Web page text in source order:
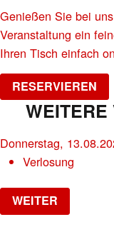
Genießen Sie bei
Veranstaltung ein
Ihren Tisch einfach
RESERVIEREN
WEITERE
Donnerstag,
Verlosung
WEITER